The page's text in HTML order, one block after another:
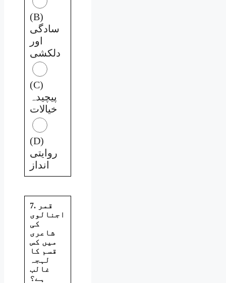
(B)
سادگی
اور
دلکشی
(C)
پیچیدہ
خیالات
(D)
روایتی
انداز
7. قمر
اجنالوی
کی
شاعری
میں کس
قسم کا
لہجہ
غالب
ہے؟